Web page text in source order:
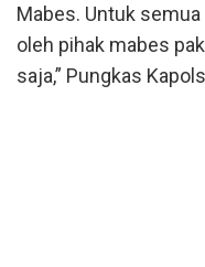
Mabes. Untuk
oleh pihak mabes
saja,” Pungkas